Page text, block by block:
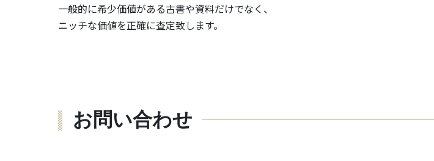
一般的に希少価値がある古書や資料だけでなく、
ニッチな価値を正確に査定致します。
お問い合わせ